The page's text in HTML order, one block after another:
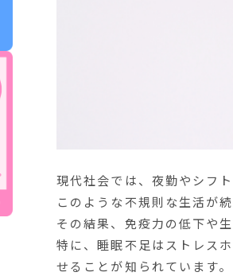
現代社会では、夜勤やシフ
このような不規則な生活が
その結果、免疫力の低下や
特に、睡眠不足はストレス
せることが知られています。